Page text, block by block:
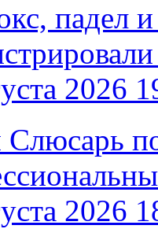
падел и
2026
2026